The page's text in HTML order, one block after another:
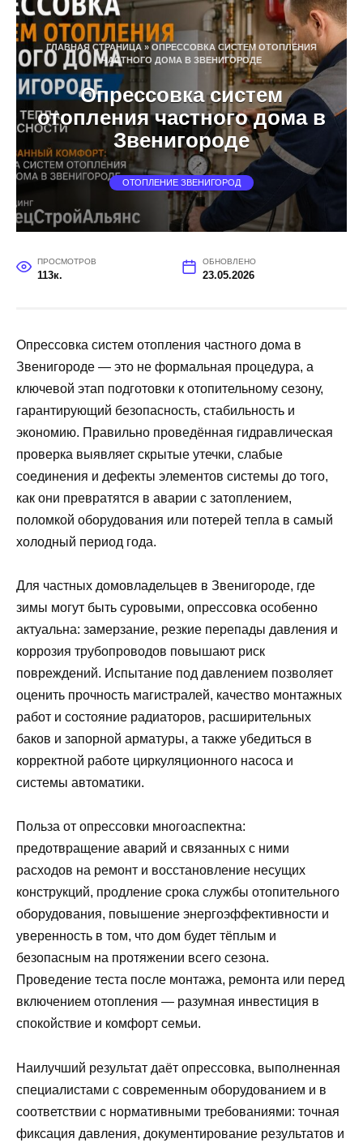
Перейти
содержаниюГЛАВНАЯ СТРАНИЦА » ОПРЕССОВКА СИСТЕМ ОТОПЛЕНИЯ
ЧАСТНОГО ДОМА В ЗВЕНИГОРОДЕ
Опрессовка систем
отопления частного дома в
Звенигороде
ОТОПЛЕНИЕ ЗВЕНИГОРОД
ПРОСМОТРОВ
113к.
ОБНОВЛЕНО
23.05.2026
Опрессовка систем отопления частного дома в
Звенигороде — это не формальная процедура, а
ключевой этап подготовки к отопительному сезону,
гарантирующий безопасность, стабильность и
экономию. Правильно проведённая гидравлическая
проверка выявляет скрытые утечки, слабые
соединения и дефекты элементов системы до того,
как они превратятся в аварии с затоплением,
поломкой оборудования или потерей тепла в самый
холодный период года.
Для частных домовладельцев в Звенигороде, где
зимы могут быть суровыми, опрессовка особенно
актуальна: замерзание, резкие перепады давления и
коррозия трубопроводов повышают риск
повреждений. Испытание под давлением позволяет
оценить прочность магистралей, качество монтажных
работ и состояние радиаторов, расширительных
баков и запорной арматуры, а также убедиться в
корректной работе циркуляционного насоса и
системы автоматики.
Польза от опрессовки многоаспектна:
предотвращение аварий и связанных с ними
расходов на ремонт и восстановление несущих
конструкций, продление срока службы отопительного
оборудования, повышение энергоэффективности и
уверенность в том, что дом будет тёплым и
безопасным на протяжении всего сезона.
Проведение теста после монтажа, ремонта или перед
включением отопления — разумная инвестиция в
спокойствие и комфорт семьи.
Наилучший результат даёт опрессовка, выполненная
специалистами с современным оборудованием и в
соответствии с нормативными требованиями: точная
фиксация давления, документирование результатов и